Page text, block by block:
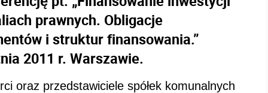
prawnych. Obligacje
i struktur finansowania.”
2011 r. Warszawie.
oraz przedstawiciele spółek komunalnych